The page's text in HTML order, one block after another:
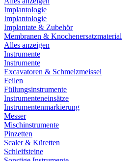
Implantologie
Implantologie
Implantate & Zubehör
Membranen & Knochenersatzmaterial
Alles anzeigen
Instrumente
Instrumente
Excavatoren & Schmelzmeissel
Feilen
Füllungsinstrumente
Instrumenteneinsätze
Instrumentenmarkierung
Messer
Mischinstrumente
Pinzetten
Scaler & Küretten
Schleifsteine